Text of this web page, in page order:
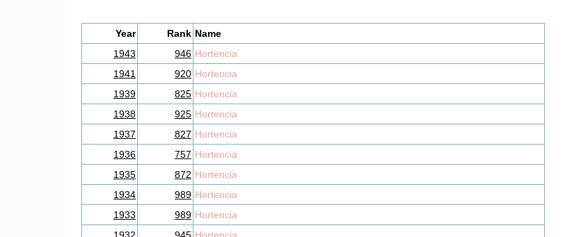
Year Rank Name
1943
946 Hortencia
1941
920 Hortencia
1939
825 Hortencia
1938
925 Hortencia
1937
827 Hortencia
1936
757 Hortencia
1935
872 Hortencia
1934
989 Hortencia
1933
989 Hortencia